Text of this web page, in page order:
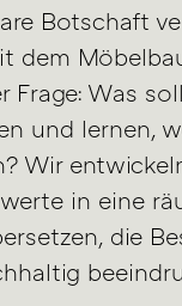
Botschaft
dem
Frage: Was
und lernen,
Wir
in eine
die